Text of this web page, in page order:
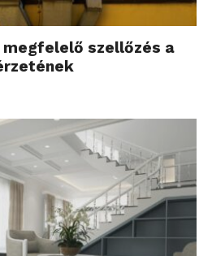
megfelelő szellőzés a